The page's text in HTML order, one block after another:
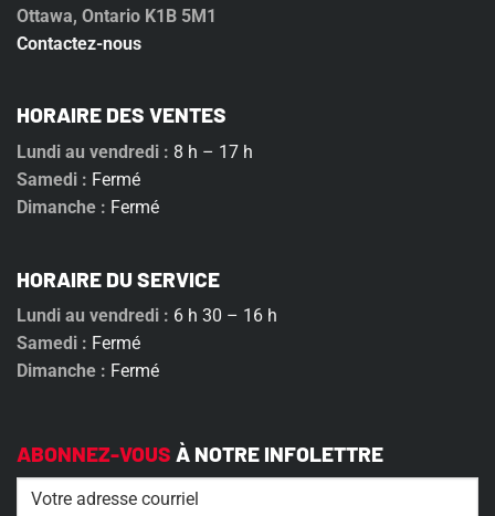
Ottawa, Ontario K1B 5M1
Contactez-nous
HORAIRE DES VENTES
Lundi au vendredi : 8 h – 17 h
Samedi : Fermé
Dimanche : Fermé
HORAIRE DU SERVICE
Lundi au vendredi : 6 h 30 – 16 h
Samedi : Fermé
Dimanche : Fermé
ABONNEZ-VOUS À NOTRE INFOLETTRE
Email (Nécessaire)